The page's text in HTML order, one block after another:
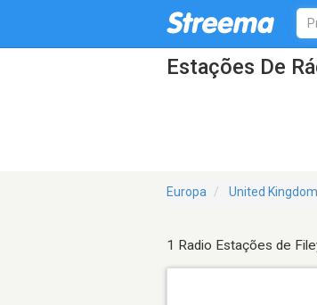
Estações De
Europa United Kingdom
1 Radio Estações de